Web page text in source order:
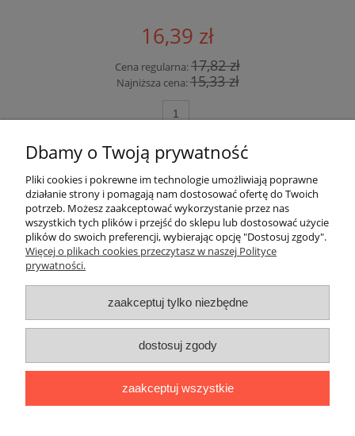
16,39 zł
Cena regularna:17,82 zł
Najniższa cena:15,33 zł
Szybkie linki
Płatności i dostawa
Pomoc i Moje konto
Płatności realizowane przez:
Transport realizowany przez:
Dbamy o Twoją prywatność
Pliki cookies i pokrewne im technologie umożliwiają poprawne
działanie strony i pomagają nam dostosować ofertę do Twoich
potrzeb. Możesz zaakceptować wykorzystanie przez nas
wszystkich tych plików i przejść do sklepu lub dostosować użycie
plików do swoich preferencji, wybierając opcję "Dostosuj zgody".
Więcej o plikach cookies przeczytasz w naszej Polityce
prywatności.
zaakceptuj tylko niezbędne
dostosuj zgody
zaakceptuj wszystkie